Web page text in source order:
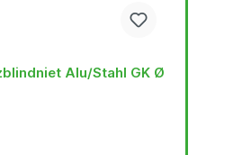
Alu/Stahl GK Ø